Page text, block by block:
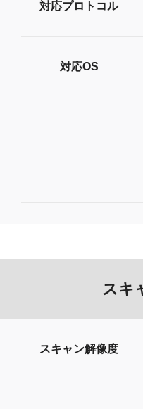
対応プロトコル
対応OS
スキ
スキャン解像度